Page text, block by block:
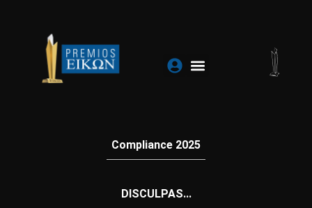
contenido
Compliance 2025
DISCULPAS...